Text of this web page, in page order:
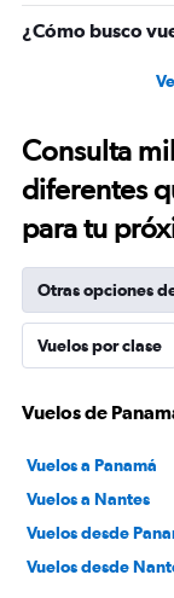
¿Cómo busco
Consulta
diferentes
para tu
Otras opciones
Vuelos por clase
Vuelos de
Vuelos a Panamá
Vuelos a Nantes
Vuelos desde
Vuelos desde